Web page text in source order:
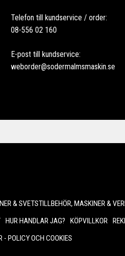
Telefon till kundservice / order:
08-556 02 160
E-post till kundservice:
weborder@sodermalmsmaskin.se
& SVETSTILLBEHÖR, MASKINER &
HUR HANDLAR JAG? KÖPVILLKOR
- POLICY OCH COOKIES